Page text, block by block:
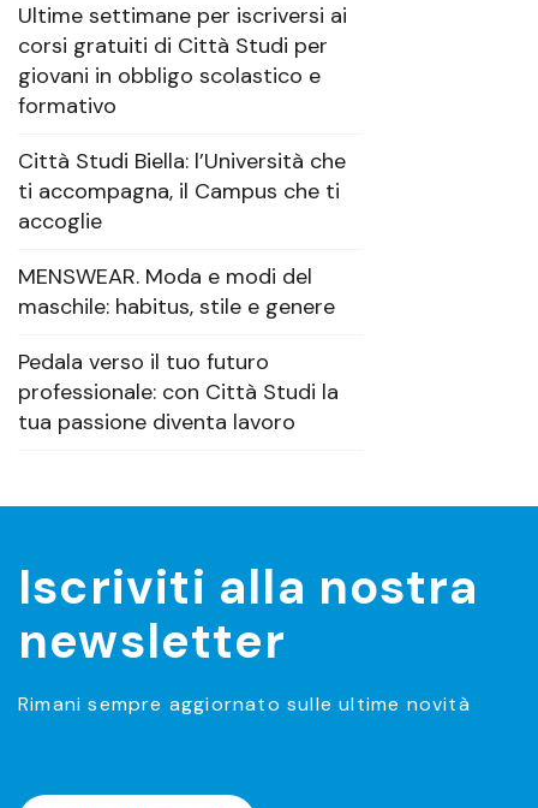
Ultime settimane per iscriversi ai
corsi gratuiti di Città Studi per
giovani in obbligo scolastico e
formativo
Città Studi Biella: l’Università che
ti accompagna, il Campus che ti
accoglie
MENSWEAR. Moda e modi del
maschile: habitus, stile e genere
Pedala verso il tuo futuro
professionale: con Città Studi la
tua passione diventa lavoro
Iscriviti alla nostra
newsletter
Rimani sempre aggiornato sulle ultime novità